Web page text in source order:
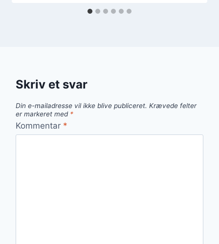
Skriv et svar
Din e-mailadresse vil ikke blive publiceret. Krævede felter
er markeret med *
Kommentar *